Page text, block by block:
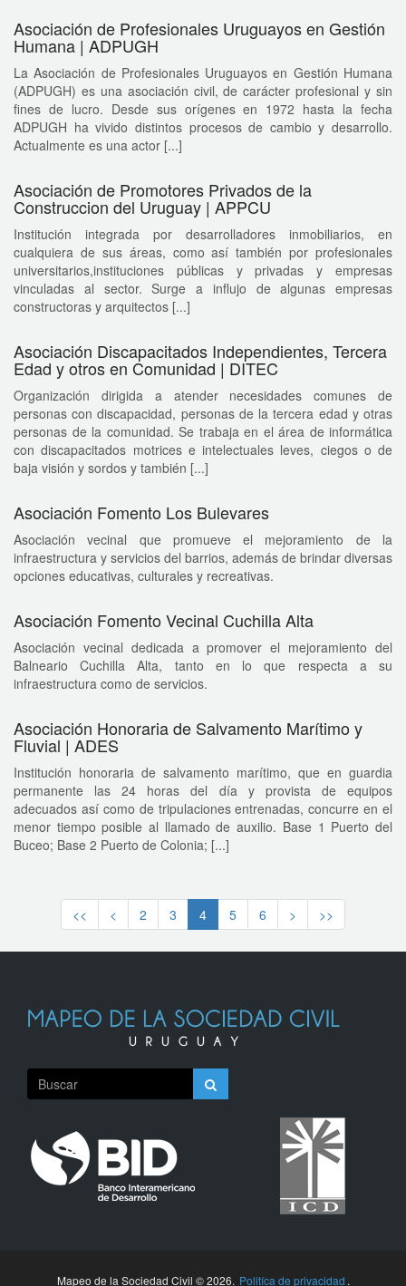
Asociación de Profesionales Uruguayos en Gestión
Humana | ADPUGH
La Asociación de Profesionales Uruguayos en Gestión Humana
(ADPUGH) es una asociación civil, de carácter profesional y sin
fines de lucro. Desde sus orígenes en 1972 hasta la fecha
ADPUGH ha vivido distintos procesos de cambio y desarrollo.
Actualmente es una actor [...]
Asociación de Promotores Privados de la
Construccion del Uruguay | APPCU
Institución integrada por desarrolladores inmobiliarios, en
cualquiera de sus áreas, como así también por profesionales
universitarios,instituciones públicas y privadas y empresas
vinculadas al sector. Surge a influjo de algunas empresas
constructoras y arquitectos [...]
Asociación Discapacitados Independientes, Tercera
Edad y otros en Comunidad | DITEC
Organización dirigida a atender necesidades comunes de
personas con discapacidad, personas de la tercera edad y otras
personas de la comunidad. Se trabaja en el área de informática
con discapacitados motrices e intelectuales leves, ciegos o de
baja visión y sordos y también [...]
Asociación Fomento Los Bulevares
Asociación vecinal que promueve el mejoramiento de la
infraestructura y servicios del barrios, además de brindar diversas
opciones educativas, culturales y recreativas.
Asociación Fomento Vecinal Cuchilla Alta
Asociación vecinal dedicada a promover el mejoramiento del
Balneario Cuchilla Alta, tanto en lo que respecta a su
infraestructura como de servicios.
Asociación Honoraria de Salvamento Marítimo y
Fluvial | ADES
Institución honoraria de salvamento marítimo, que en guardia
permanente las 24 horas del día y provista de equipos
adecuados así como de tripulaciones entrenadas, concurre en el
menor tiempo posible al llamado de auxilio. Base 1 Puerto del
Buceo; Base 2 Puerto de Colonia; [...]
<< < 2 3 4 5 6 > >>
Mapeo de la Sociedad Civil © 2026. Politíca de privacidad .